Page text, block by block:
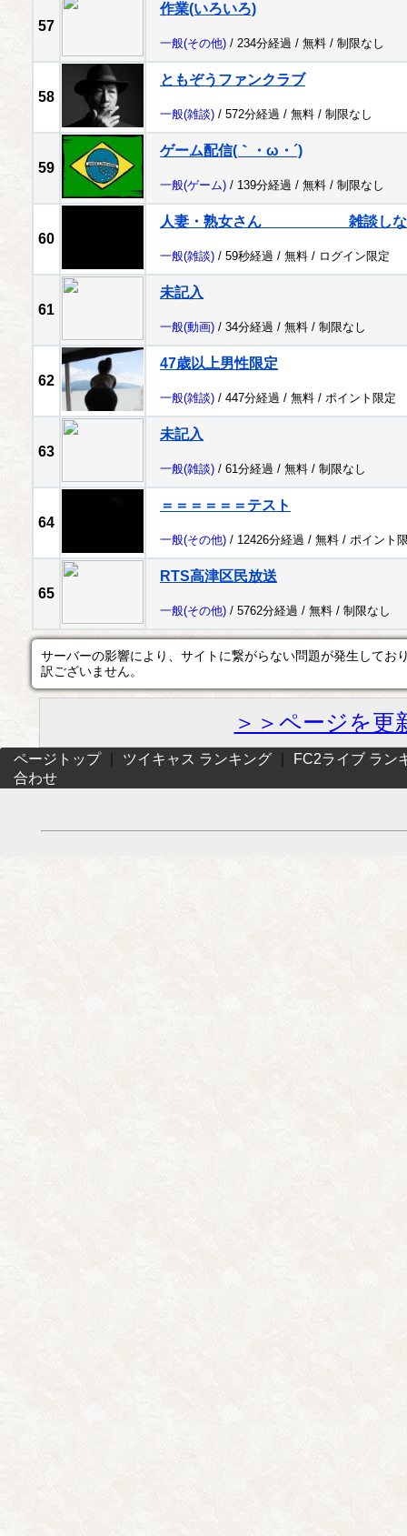
57
作業(いろいろ)
一般(その他) / 234分経過 / 無料 / 制限なし
58
ともぞうファンクラブ
一般(雑談) / 572分経過 / 無料 / 制限なし
59
ゲーム配信(｀・ω・´)
一般(ゲーム) / 139分経過 / 無料 / 制限なし
60
人妻・熟女さん 雑談しな
一般(雑談) / 59秒経過 / 無料 / ログイン限定
61
未記入
一般(動画) / 34分経過 / 無料 / 制限なし
62
47歳以上男性限定
一般(雑談) / 447分経過 / 無料 / ポイント限定
63
未記入
一般(雑談) / 61分経過 / 無料 / 制限なし
64
＝＝＝＝＝＝テスト
一般(その他) / 12426分経過 / 無料 / ポイント
65
RTS高津区民放送
一般(その他) / 5762分経過 / 無料 / 制限なし
サーバーの影響により、サイトに繋がらない問題が発生してお
訳ございません。
＞＞ページを更
ページトップ｜ ツイキャス ランキング
FC2ライブ ラン
合わせ